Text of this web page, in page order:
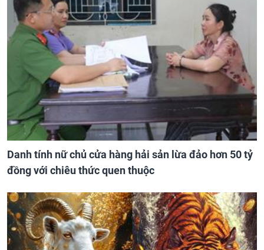
Danh tính nữ chủ cửa hàng hải sản lừa đảo hơn 50 tỷ
đồng với chiêu thức quen thuộc